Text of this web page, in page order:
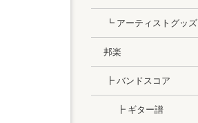
┗ アーティストグッズ
邦楽
┣ バンドスコア
┣ ギター譜